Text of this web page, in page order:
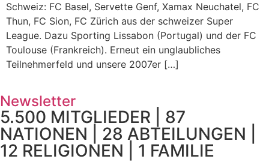
Schweiz: FC Basel, Servette Genf, Xamax Neuchatel, FC
Thun, FC Sion, FC Zürich aus der schweizer Super
League. Dazu Sporting Lissabon (Portugal) und der FC
Toulouse (Frankreich). Erneut ein unglaubliches
Teilnehmerfeld und unsere 2007er […]
Newsletter
5.500 MITGLIEDER | 87
NATIONEN | 28 ABTEILUNGEN |
12 RELIGIONEN | 1 FAMILIE